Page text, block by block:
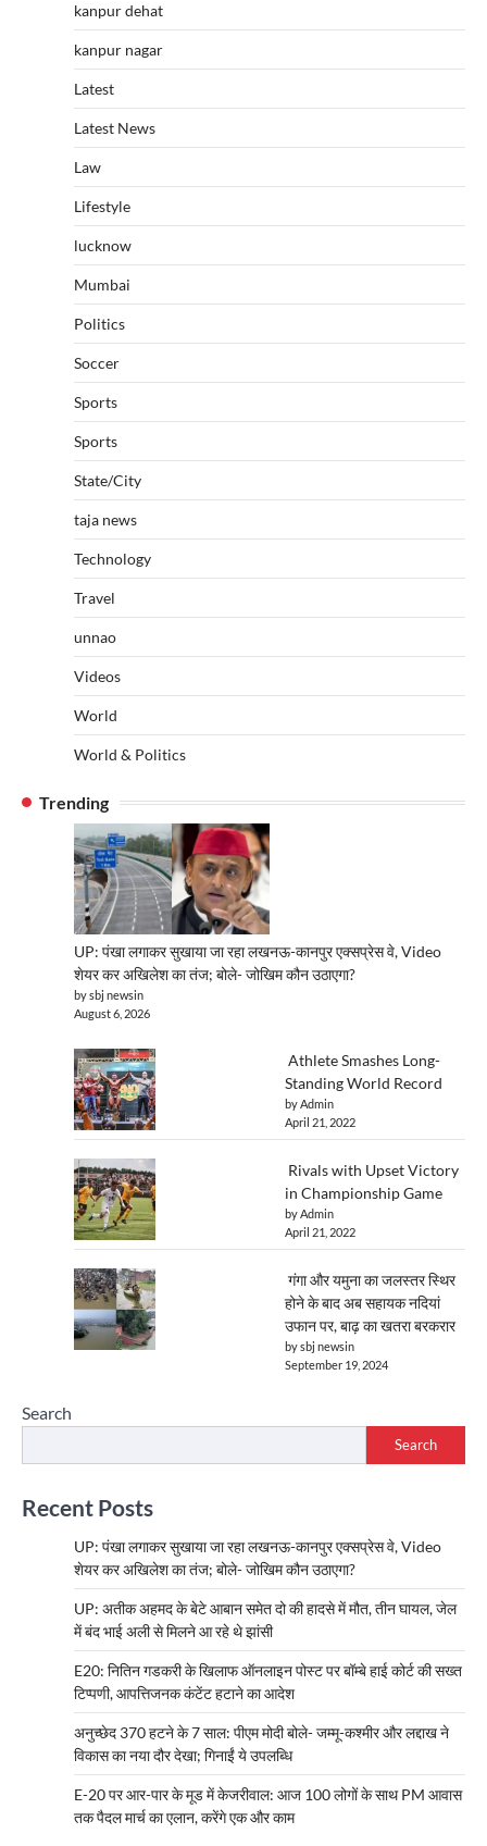
kanpur dehat
kanpur nagar
Latest
Latest News
Law
Lifestyle
lucknow
Mumbai
Politics
Soccer
Sports
Sports
State/City
taja news
Technology
Travel
unnao
Videos
World
World & Politics
Trending
UP: पंखा लगाकर सुखाया जा रहा लखनऊ-कानपुर एक्सप्रेस वे, Video
शेयर कर अखिलेश का तंज; बोले- जोखिम कौन उठाएगा?
by sbj newsin
August 6, 2026
Athlete Smashes Long-
Standing World Record
by Admin
April 21, 2022
Rivals with Upset Victory
in Championship Game
by Admin
April 21, 2022
गंगा और यमुना का जलस्तर स्थिर
होने के बाद अब सहायक नदियां
उफान पर, बाढ़ का खतरा बरकरार
by sbj newsin
September 19, 2024
Search
Search
Recent Posts
UP: पंखा लगाकर सुखाया जा रहा लखनऊ-कानपुर एक्सप्रेस वे, Video
शेयर कर अखिलेश का तंज; बोले- जोखिम कौन उठाएगा?
UP: अतीक अहमद के बेटे आबान समेत दो की हादसे में मौत, तीन घायल, जेल
में बंद भाई अली से मिलने आ रहे थे झांसी
E20: नितिन गडकरी के खिलाफ ऑनलाइन पोस्ट पर बॉम्बे हाई कोर्ट की सख्त
टिप्पणी, आपत्तिजनक कंटेंट हटाने का आदेश
अनुच्छेद 370 हटने के 7 साल: पीएम मोदी बोले- जम्मू-कश्मीर और लद्दाख ने
विकास का नया दौर देखा; गिनाईं ये उपलब्धि
E-20 पर आर-पार के मूड में केजरीवाल: आज 100 लोगों के साथ PM आवास
तक पैदल मार्च का एलान, करेंगे एक और काम